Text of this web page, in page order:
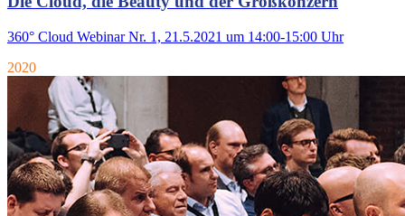
360° Cloud Webinar Nr. 1, 21.5.2021 um 14:00-15:00 Uhr
2020